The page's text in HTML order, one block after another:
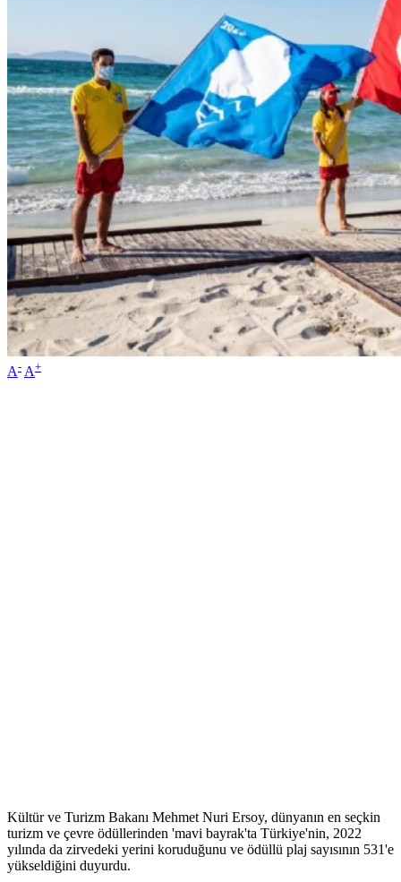
A- A+
Kültür ve Turizm Bakanı Mehmet Nuri Ersoy, dünyanın en seçkin
turizm ve çevre ödüllerinden 'mavi bayrak'ta Türkiye'nin, 2022
yılında da zirvedeki yerini koruduğunu ve ödüllü plaj sayısının 531'e
yükseldiğini duyurdu.